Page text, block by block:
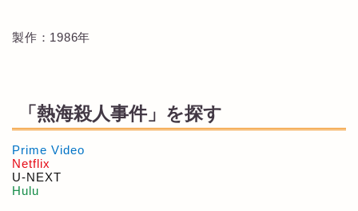
製作：1986年
「熱海殺人事件」を探す
Prime Video
Netflix
U-NEXT
Hulu